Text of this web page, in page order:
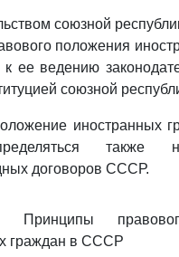
союзной
положения
к ее ведению
союзной
иностранных
также
договоров СССР.
Принципы
граждан в СССР